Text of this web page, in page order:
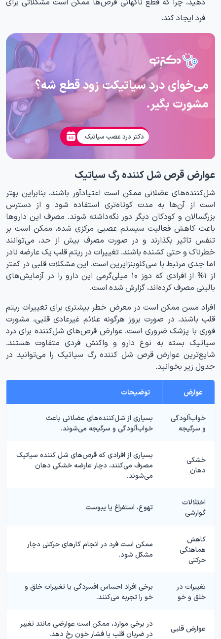
فرد ایجاد کند.
می‌خوای درد سیاتیکت زود قطع شه؟
مشورت بگیر.
دکتر درد عصب سیاتیک
عوارض قرص شل کننده رگ سیاتیک
شل‌کننده‌های عضلانی ممکن است اعتیادآور باشند، بنابراین بهتر
است از آن‌ها به مدت کوتاه‌تری استفاده شود و از دسترس
بزرگسالان و کودکان دیگر دور نگه‌داشته شوند. مصرف این داروها
باعث کاهش فعالیت سیستم عصبی مرکزی شده، ممکن است بر
تنفس تاثیر بگذارند و در صورت مصرف بیش از حد، می‌توانند
خطرناک و حتی کشنده باشند. تغییرات در ریتم قلب یک عارضه نادر
اما جدی مرتبط با سی‌کلوبنزاپرین است. این مشکلات قلبی در کمتر
از ۱% از افرادی که دوز ۱۰ میلی‌گرمی این دارو را در آزمایش‌های
بالینی مصرف کرده‌اند، گزارش شده است.
افراد مسن ممکن است در معرض خطر بیشتری برای تغییرات ریتم
قلب باشند. در صورت بروز هرگونه علائم غیرعادی قلبی، مشورت
فوری با پزشک ضروری است. عوارض قرص‌های شل‌کننده برای درد
سیاتیک بسته به نوع دارو و واکنش فردی متفاوت هستند.
شایع‌ترین عوارض قرص شل کننده رگ سیاتیک را می‌توانید در
جدول زیر بخوانید.
عوارض توضیحات
خواب‌آلودگی
و سرگیجه
بسیاری از شل‌کننده‌های عضلانی باعث
خواب‌آلودگی و سرگیجه می‌شوند.
خشکی
دهان
بسیاری از افرادی که قرص‌های شل کننده سیاتیک
مصرف می‌کنند، دچار عارضه خشکی دهان
می‌شوند.
اختلالات
گوارشی
تهوع، استفراغ یا یبوست
کاهش
هماهنگی
حرکتی
ممکن است فرد در انجام کارهای حرکتی دچار
مشکل شود.
تغییرات در
خلق و خو
برخی افراد احساس افسردگی یا تغییرات خلق و
خو را تجربه می‌کنند.
عوارض قلبی
در برخی موارد، ممکن است عوارضی مانند تغییر
در ضربان قلب یا فشار خون رخ دهد.